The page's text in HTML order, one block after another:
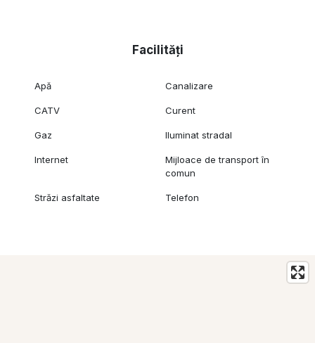
Facilități
Apă Canalizare
CATV Curent
Gaz Iluminat stradal
Internet
Mijloace de transport în
comun
Străzi asfaltate Telefon